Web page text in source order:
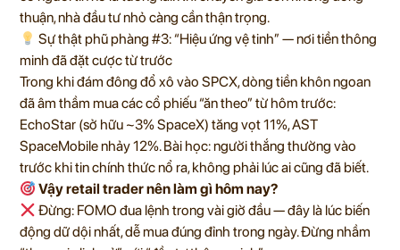
thuận, nhà đầu tư nhỏ càng cần thận trọng.
Sự thật phũ phàng #3: “Hiệu ứng vệ tinh” — nơi tiền thông
minh đã đặt cược từ trước
Trong khi đám đông đổ xô vào SPCX, dòng tiền khôn ngoan
đã âm thầm mua các cổ phiếu “ăn theo” từ hôm trước:
EchoStar (sở hữu ~3% SpaceX) tăng vọt 11%, AST
SpaceMobile nhảy 12%. Bài học: người thắng thường vào
trước khi tin chính thức nổ ra, không phải lúc ai cũng đã biết.
Vậy retail trader nên làm gì hôm nay?
Đừng: FOMO đua lệnh trong vài giờ đầu — đây là lúc biến
động dữ dội nhất, dễ mua đúng đỉnh trong ngày. Đừng nhầm